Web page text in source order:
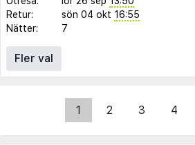
Retur:
sön 04 okt 16:55
Nätter:
7
Fler val
1 2 3 4